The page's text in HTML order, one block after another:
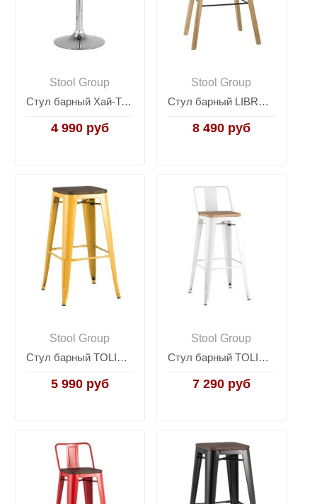
Stool Group
Стул барный Хай-Тек черный
4 990 руб
Stool Group
Стул барный LIBRA СЕРЫЙ
8 490 руб
Stool Group
Стул барный TOLIX WOOD желтый
5 990 руб
Stool Group
Стул барный TOLIX WOOD со спинкой белый глянцевый
7 290 руб